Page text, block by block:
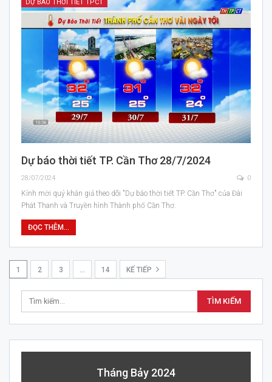
DỰ BÁO THỜI TIẾT TPCT
Dự báo thời tiết TP. Cần Thơ 28/7/2024
28/07/2024 0
Kính mời quý khán giả theo dõi "Dự báo thời tiết TP. Cần Thơ" của Đài
Phát Thanh và Truyền hình Thành phố Cần Thơ.
ĐỌC THÊM...
1 2 3 … 14 KẾ TIẾP
Tháng Bảy 2024